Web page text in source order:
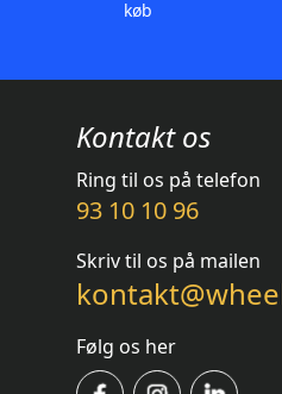
køb
Kontakt os
Ring til os på telefon
93 10 10 96
Skriv til os på mailen
Følg os her